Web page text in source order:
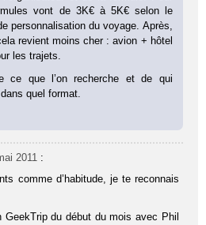
vont de 3K€ à 5K€ selon le
personnalisation du voyage. Après,
revient moins cher : avion + hôtel
les trajets.
ce que l’on recherche et de qui
quel format.
2011 :
comme d’habitude, je te reconnais
du début du mois avec Phil